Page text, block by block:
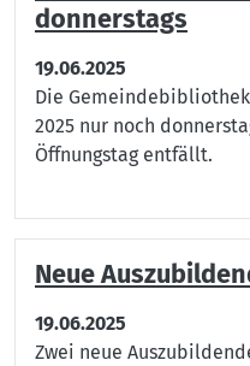
donnerstags
19.06.2025
Die
2025 nur noch
Öffnungstag entfällt.
Neue
19.06.2025
Zwei neue